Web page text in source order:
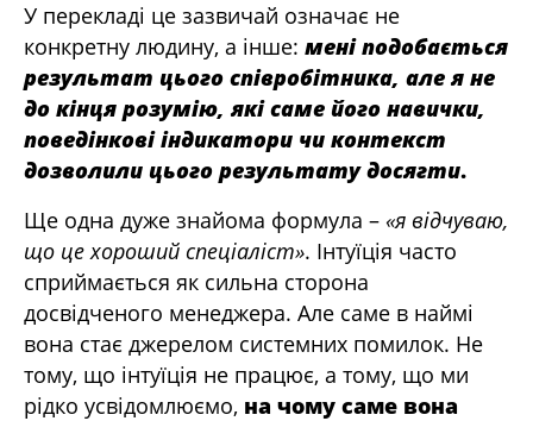
У перекладі це зазвичай означає не
конкретну людину, а інше: мені подобається
результат цього співробітника, але я не
до кінця розумію, які саме його навички,
поведінкові індикатори чи контекст
дозволили цього результату досягти.
Ще одна дуже знайома формула – «я відчуваю,
що це хороший спеціаліст». Інтуїція часто
сприймається як сильна сторона
досвідченого менеджера. Але саме в наймі
вона стає джерелом системних помилок. Не
тому, що інтуїція не працює, а тому, що ми
рідко усвідомлюємо, на чому саме вона